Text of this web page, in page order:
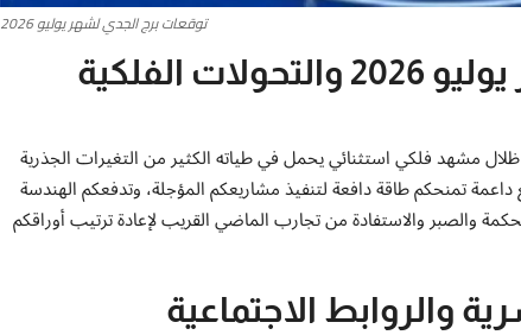
توقعات برج الجدي لشهر يوليو 2026
توقعات برج الجدي لشهر يوليو 2026 والتحولات الفلكية
برج الجدي بشهر يوليو لعام 2026 تحت ظلال مشهد فلكي استثنائي يحمل في طياته الكثير من التغيرات الجذرية
تمنحكم طاقة دافعة لتنفيذ مشاريعكم المؤجلة، وتدفعكم الهندسة
والصبر والاستفادة من تجارب الماضي القريب لإعادة ترتيب أوراقكم
والروابط الاجتماعية